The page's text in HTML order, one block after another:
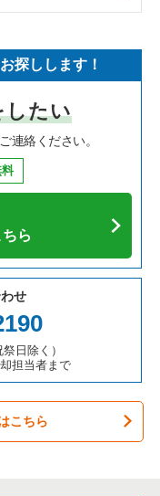
件一覧
件一覧
件の案件一覧
の案件一覧
一覧
覧
覧
覧
覧
覧
覧
覧
覧
一覧
覧
覧
覧
覧
の案件一覧
覧
の案件一覧
覧
却物件の案件一覧
案件一覧
一覧
の案件一覧
却物件の案件一覧
の案件一覧
の案件一覧
き売却物件の案件一
探しします！
したい
連絡ください。
ら
せ
日除く）
担当者まで
こちら